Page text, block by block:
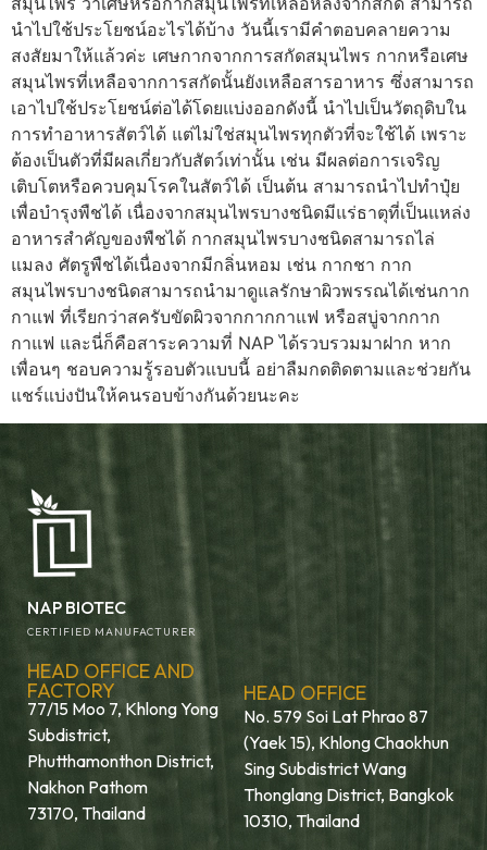
นำไปใช้ประโยชน์อะไรได้บ้าง วันนี้เรามีคำตอบคลายความ
สงสัยมาให้แล้วค่ะ เศษกากจากการสกัดสมุนไพร กากหรือเศษ
สมุนไพรที่เหลือจากการสกัดนั้นยังเหลือสารอาหาร ซึ่งสามารถ
เอาไปใช้ประโยชน์ต่อได้โดยแบ่งออกดังนี้ นําไปเป็นวัตถุดิบใน
การทําอาหารสัตว์ได้ แต่ไม่ใช่สมุนไพรทุกตัวที่จะใช้ได้ เพราะ
ต้องเป็นตัวที่มีผลเกี่ยวกับสัตว์เท่านั้น เช่น มีผลต่อการเจริญ
เติบโตหรือควบคุมโรคในสัตว์ได้ เป็นต้น สามารถนําไปทําปุ๋ย
เพื่อบํารุงพืชได้ เนื่องจากสมุนไพรบางชนิดมีแร่ธาตุที่เป็นแหล่ง
อาหารสําคัญของพืชได้ กากสมุนไพรบางชนิดสามารถไล่
แมลง ศัตรูพืชได้เนื่องจากมีกลิ่นหอม เช่น กากชา กาก
สมุนไพรบางชนิดสามารถนํามาดูแลรักษาผิวพรรณได้เช่นกาก
กาแฟ ที่เรียกว่าสครับขัดผิวจากกากกาแฟ หรือสบู่จากกาก
กาแฟ และนี่ก็คือสาระความที่ NAP ได้รวบรวมมาฝาก หาก
เพื่อนๆ ชอบความรู้รอบตัวแบบนี้ อย่าลืมกดติดตามและช่วยกัน
แชร์แบ่งปันให้คนรอบข้างกันด้วยนะคะ
NAP BIOTEC
CERTIFIED MANUFACTURER
HEAD OFFICE AND
FACTORY
77/15 Moo 7, Khlong Yong
Subdistrict,
Phutthamonthon District,
Nakhon Pathom
73170, Thailand
HEAD OFFICE
No. 579 Soi Lat Phrao 87
(Yaek 15), Khlong Chaokhun
Sing Subdistrict Wang
Thonglang District, Bangkok
10310, Thailand